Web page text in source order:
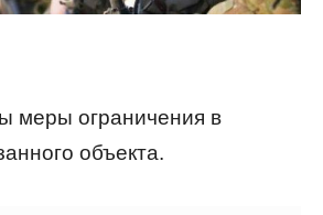
меры ограничения в
объекта.